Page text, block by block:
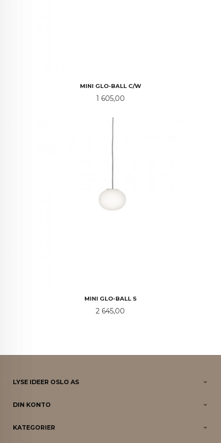
MINI GLO-BALL C/W
Pris
1 605,00
MINI GLO-BALL S
Pris
2 645,00
LYSE IDEER OSLO AS
DIN KONTO
KATEGORIER